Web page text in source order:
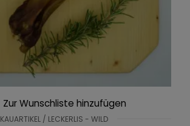
Zur Wunschliste hinzufügen
KAUARTIKEL / LECKERLIS - WILD